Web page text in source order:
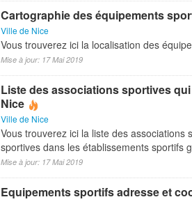
Cartographie des équipements
Ville de Nice
Vous trouverez ici la localisation des
Mise à jour: 17 Mai 2019
Liste des associations sportives
Nice
Ville de Nice
Vous trouverez ici la liste des associations
sportives dans les établissements sportifs
Mise à jour: 17 Mai 2019
Equipements sportifs adresse et